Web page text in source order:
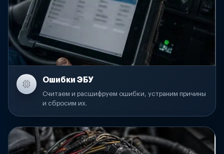
Ошибки ЭБУ
Считаем и расшифруем ошибки, устраним причины
и сбросим их.